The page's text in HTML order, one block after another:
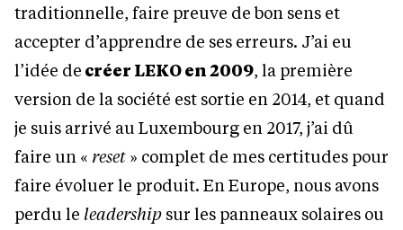
traditionnelle, faire preuve de bon sens et
accepter d’apprendre de ses erreurs. J’ai eu
l’idée de créer LEKO en 2009, la première
version de la société est sortie en 2014, et quand
je suis arrivé au Luxembourg en 2017, j’ai dû
faire un « reset » complet de mes certitudes pour
faire évoluer le produit. En Europe, nous avons
perdu le leadership sur les panneaux solaires ou